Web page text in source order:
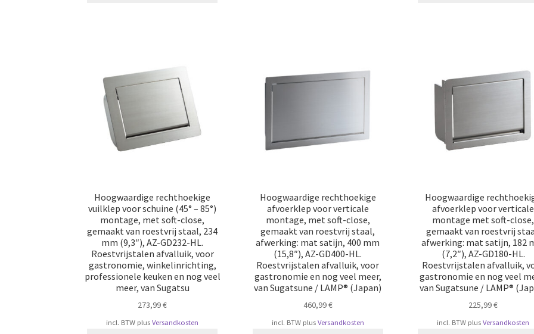
Hoogwaardige rechthoekige
vuilklep voor schuine (45° – 85°)
montage, met soft-close,
gemaakt van roestvrij staal, 234
mm (9,3″), AZ-GD232-HL.
Roestvrijstalen afvalluik, voor
gastronomie, winkelinrichting,
professionele keuken en nog veel
meer, van Sugatsu
273,99€
incl. BTW plusVersandkosten
Hoogwaardige rechthoekige
afvoerklep voor verticale
montage, met soft-close,
gemaakt van roestvrij staal,
afwerking: mat satijn, 400 mm
(15,8″), AZ-GD400-HL.
Roestvrijstalen afvalluik, voor
gastronomie en nog veel meer,
van Sugatsune / LAMP® (Japan)
460,99€
incl. BTW plus Versandkosten
Hoogwaardige
afvoerklep voor verticale
montage met soft-close,
gemaakt van roestvrij
afwerking: mat satijn, 182
(7,2″), AZ-GD180-HL.
Roestvrijstalen afvalluik,
gastronomie en nog veel
van Sugatsune / LAMP®
225,99€
incl. BTW plusVersandkosten